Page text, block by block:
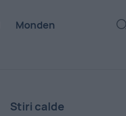
Monden
Stiri calde